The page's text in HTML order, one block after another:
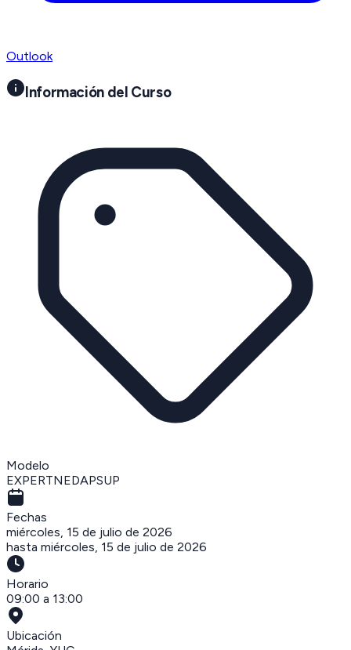
Outlook
Información del Curso
Modelo
EXPERTNEDAPSUP
Fechas
miércoles, 15 de julio de 2026
hasta miércoles, 15 de julio de 2026
Horario
09:00 a 13:00
Ubicación